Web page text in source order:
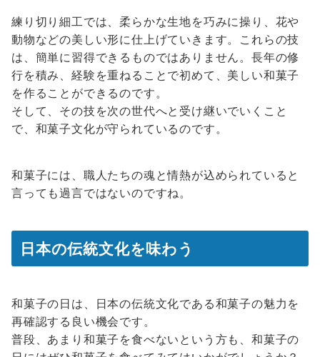
練り切り細工では、柔らかな生地を巧みに操り、花や
動物などの美しい形に仕上げていきます。これらの技
は、簡単に習得できるものではありません。長年の修
行を積み、経験を重ねることで初めて、美しい和菓子
を作ることができるのです。
そして、その技を次の世代へと受け継いでいくこと
で、和菓子文化が守られているのです。
和菓子には、職人たちの魂と情熱が込められていると
言っても過言ではないのですね。
日本の伝統文化を味わう
和菓子の日は、日本の伝統文化である和菓子の魅力を
再確認する良い機会です。
普段、あまり和菓子を食べないという方も、和菓子の